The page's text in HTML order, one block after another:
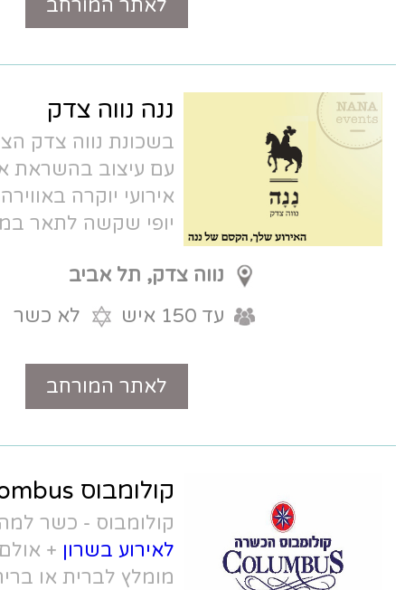
טלפון
ננה נווה צדק
בשכונת נווה צדק הציורית, במבנה עתיק,
עם עיצוב בהשראת אירופה הקלאסית,
אירועי יוקרה באווירה רומנטית ומרגשת.
יופי שקשה לתאר במילים -מסעדת ננה .
נווה צדק, תל אביב
לא כשר
טלפון
קולומבוס - כשר למהדרין -מסעדה
לאירוע בשרון+ אולם אירועים קטן,
מומלץ לברית או בריתה.